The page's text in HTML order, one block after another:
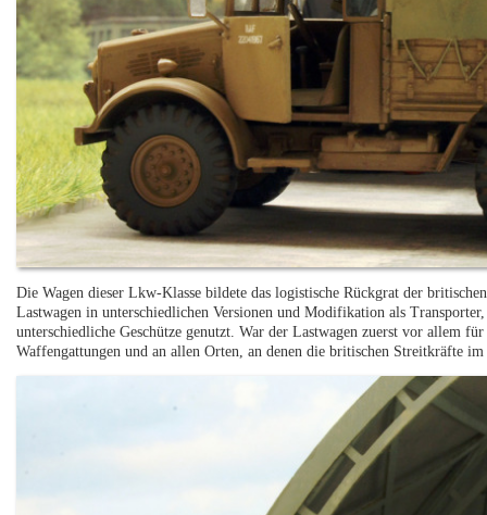
Die Wagen dieser Lkw-Klasse bildete das logistische Rückgrat der
Lastwagen in unterschiedlichen Versionen und Modifikation als
unterschiedliche Geschütze genutzt. War der Lastwagen zuerst vor allem
Waffengattungen und an allen Orten, an denen die britischen Streitkräfte im